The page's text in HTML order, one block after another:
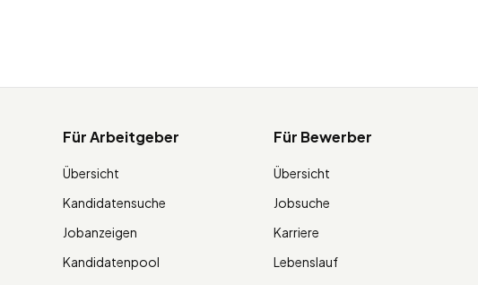
Für Arbeitgeber
Übersicht
Kandidatensuche
Jobanzeigen
Kandidatenpool
Für Bewerber
Übersicht
Jobsuche
Karriere
Lebenslauf